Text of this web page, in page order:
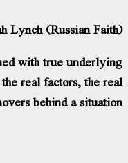
Lynch (Russian Faith)
with true underlying
real factors, the real
behind a situation?